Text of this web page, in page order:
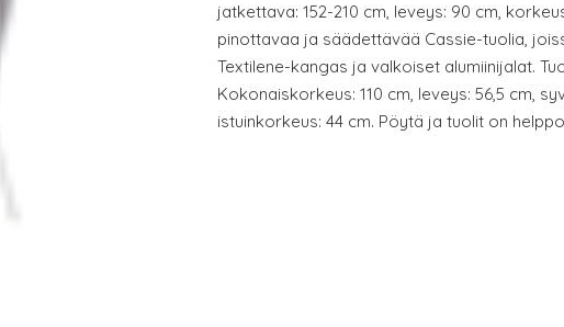
jatkettava: 152-210 cm, leveys: 90 cm,
pinottavaa ja säädettävää Cassie-tuolia,
Textilene-kangas ja valkoiset alumiinijalat.
Kokonaiskorkeus: 110 cm, leveys: 56,5 cm,
istuinkorkeus: 44 cm. Pöytä ja tuolit on